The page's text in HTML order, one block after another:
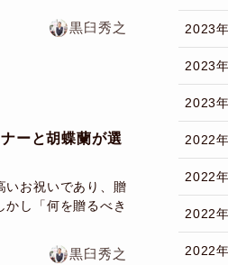
黒臼秀之
ーと胡蝶蘭が選
いお祝いであり、贈
かし「何を贈るべき
黒臼秀之
2023
2023
2023
2022
2022
2022
2022